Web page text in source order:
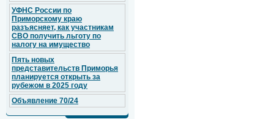
УФНС России по
Приморскому краю
разъясняет, как участникам
СВО получить льготу по
налогу на имущество
Пять новых
представительств Приморья
планируется открыть за
рубежом в 2025 году
Объявление 70/24